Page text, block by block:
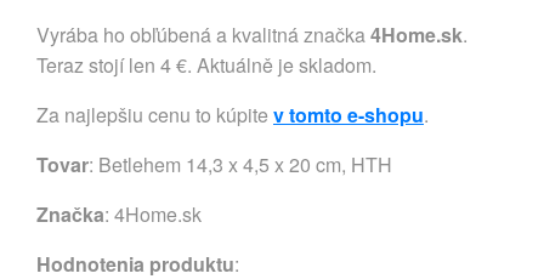
Vyrába ho obľúbená a kvalitná značka4Home.sk.
Teraz stojí len 4 €. Aktuálně je skladom.
Za najlepšiu cenu to kúpite v tomto e-shopu.
Tovar: Betlehem 14,3 x 4,5 x 20 cm, HTH
Značka: 4Home.sk
Hodnotenia produktu: